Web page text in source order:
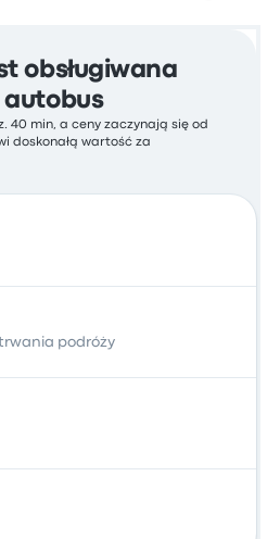
obsługiwana
autobus
40 min, a ceny zaczynają się od
doskonałą wartość za
podróży